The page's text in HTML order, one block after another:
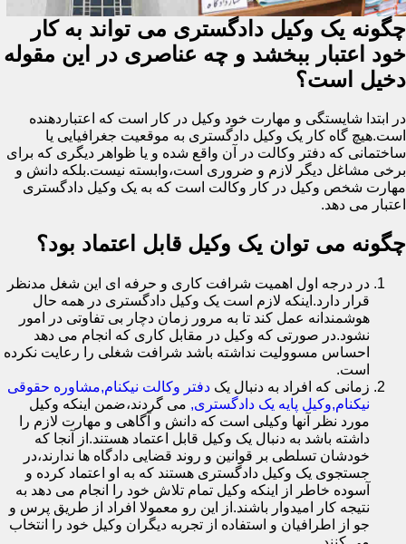
چگونه یک وکیل دادگستری می تواند به کار
خود اعتبار ببخشد و چه عناصری در این مقوله
دخیل است؟
در ابتدا شایستگی و مهارت خود وکیل در کار است که اعتباردهنده
است.هیچ گاه کار یک وکیل دادگستری به موقعیت جغرافیایی یا
ساختمانی که دفتر وکالت در آن واقع شده و یا ظواهر دیگری که برای
برخی مشاغل دیگر لازم و ضروری است،وابسته نیست.بلکه دانش و
مهارت شخص وکیل در کار وکالت است که به یک وکیل دادگستری
اعتبار می دهد.
چگونه می توان یک وکیل قابل اعتماد بود؟
در درجه اول اهمیت شرافت کاری و حرفه ای این شغل مدنظر
قرار دارد.اینکه لازم است یک وکیل دادگستری در همه حال
هوشمندانه عمل کند تا به مرور زمان دچار بی تفاوتی در امور
نشود.در صورتی که وکیل در مقابل کاری که انجام می دهد
احساس مسوولیت نداشته باشد شرافت شغلی را رعایت نکرده
است.
زمانی که افراد به دنبال یک دفتر وکالت نیکنام,مشاوره حقوقی
نیکنام,وکیل پایه یک دادگستری, می گردند،ضمن اینکه وکیل
مورد نظر آنها وکیلی است که دانش و آگاهی و مهارت لازم را
داشته باشد به دنبال یک وکیل قابل اعتماد هستند.از آنجا که
خودشان تسلطی بر قوانین و روند قضایی دادگاه ها ندارند،در
جستجوی یک وکیل دادگستری هستند که به او اعتماد کرده و
آسوده خاطر از اینکه وکیل تمام تلاش خود را انجام می دهد به
نتیجه کار امیدوار باشند.از این رو معمولا افراد از طریق پرس و
جو از اطرافیان و استفاده از تجربه دیگران وکیل خود را انتخاب